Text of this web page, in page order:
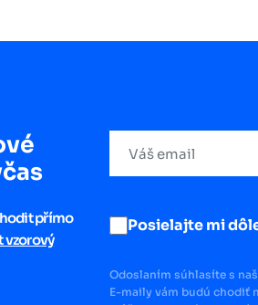
přímo
vzorový
Posielajte mi
Odoslaním súhlasíte s
E-maily vám budú chodiť